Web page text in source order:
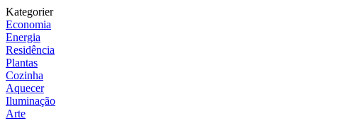
Kategorier
Economia
Energia
Residência
Plantas
Cozinha
Aquecer
Iluminação
Arte